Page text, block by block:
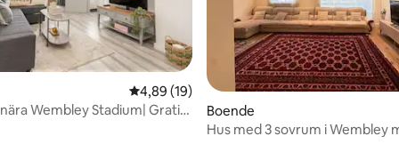
betyg, 28 omdömen
4,89 av 5 i genomsnittligt betyg, 19
4,89 (19)
Wembley Stadium| Gratis
Boende
Hus med 3 sovrum i Wembley